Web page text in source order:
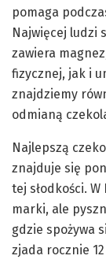
pomaga
Najwięcej ludzi
zawiera
fizycznej, jak i
znajdziemy
odmianą
Najlepszą
znajduje się
tej słodkości.
marki, ale
gdzie spożywa
zjada rocznie